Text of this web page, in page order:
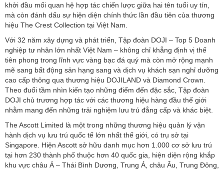
khởi đầu mối quan hệ hợp tác chiến lược giữa hai tên tuổi uy tín,
mà còn đánh dấu sự hiện diện chính thức lần đầu tiên của thương
hiệu The Crest Collection tại Việt Nam.
Với 32 năm xây dựng và phát triển, Tập đoàn DOJI – Top 5 Doanh
nghiệp tư nhân lớn nhất Việt Nam – không chỉ khẳng định vị thế
tiên phong trong lĩnh vực vàng bạc đá quý mà còn mở rộng mạnh
mẽ sang bất động sản hạng sang và dịch vụ khách sạn nghỉ dưỡng
cao cấp thông qua thương hiệu DOJILAND và Diamond Crown.
Theo đuổi tầm nhìn kiến tạo những điểm đến đặc sắc, Tập đoàn
DOJI chủ trương hợp tác với các thương hiệu hàng đầu thế giới
nhằm mang đến những trải nghiệm lưu trú đẳng cấp và khác biệt.
The Ascott Limited là một trong những thương hiệu quản lý vận
hành dịch vụ lưu trú quốc tế lớn nhất thế giới, có trụ sở tại
Singapore. Hiện Ascott sở hữu danh mục hơn 1.000 cơ sở lưu trú
tại hơn 230 thành phố thuộc hơn 40 quốc gia, hiện diện rộng khắp
khu vực châu Á – Thái Bình Dương, Trung Á, châu Âu, Trung Đông,